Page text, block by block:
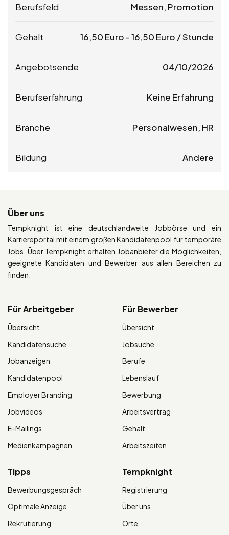
Berufsfeld Messen, Promotion
Gehalt 16,50 Euro -16,50 Euro / Stunde
Angebotsende 04/10/2026
Berufserfahrung Keine Erfahrung
Branche Personalwesen, HR
Bildung Andere
Über uns
Tempknight ist eine deutschlandweite Jobbörse und ein
Karriereportal mit einem großen Kandidatenpool für temporäre
Jobs. Über Tempknight erhalten Jobanbieter die Möglichkeiten,
geeignete Kandidaten und Bewerber aus allen Bereichen zu
finden.
Für Arbeitgeber
Übersicht
Kandidatensuche
Jobanzeigen
Kandidatenpool
Employer Branding
Jobvideos
E-Mailings
Medienkampagnen
Für Bewerber
Übersicht
Jobsuche
Berufe
Lebenslauf
Bewerbung
Arbeitsvertrag
Gehalt
Arbeitszeiten
Tipps
Bewerbungsgespräch
Optimale Anzeige
Rekrutierung
Tempknight
Registrierung
Über uns
Orte